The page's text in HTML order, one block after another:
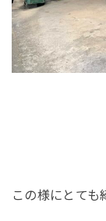
この様にとても